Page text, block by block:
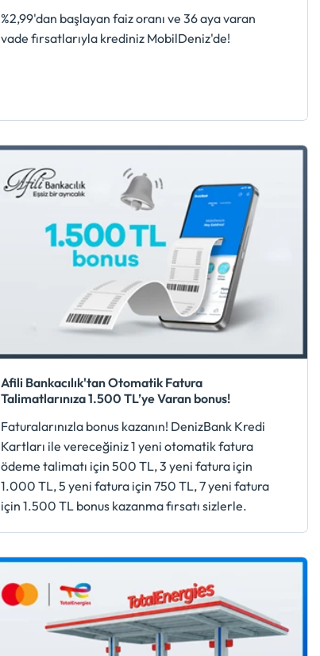
%2,99'dan başlayan faiz oranı ve 36 aya varan
vade fırsatlarıyla krediniz MobilDeniz'de!
Afili Bankacılık'tan Otomatik Fatura
Talimatlarınıza 1.500 TL’ye Varan bonus!
Faturalarınızla bonus kazanın! DenizBank Kredi
Kartları ile vereceğiniz 1 yeni otomatik fatura
ödeme talimatı için 500 TL, 3 yeni fatura için
1.000 TL, 5 yeni fatura için 750 TL, 7 yeni fatura
için 1.500 TL bonus kazanma fırsatı sizlerle.